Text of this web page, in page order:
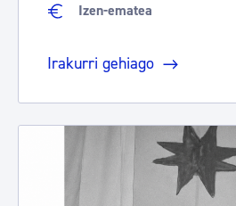
Izen-ematea
Irakurri gehiago